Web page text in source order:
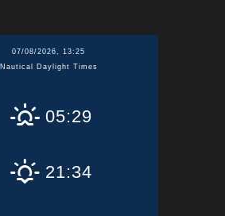
07/08/2026, 13:25
Nautical Daylight Times
05:29
21:34